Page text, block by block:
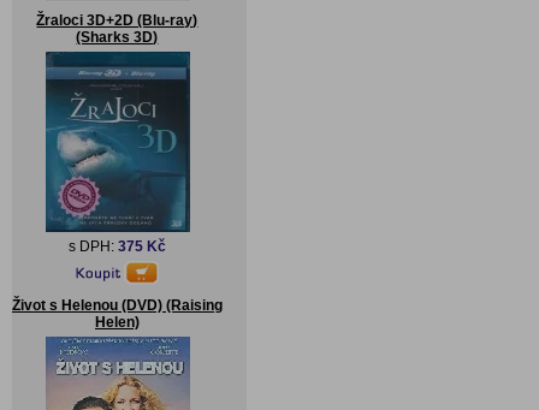
Žraloci 3D+2D (Blu-ray)
(Sharks 3D)
s DPH: 375 Kč
Život s Helenou (DVD) (Raising
Helen)